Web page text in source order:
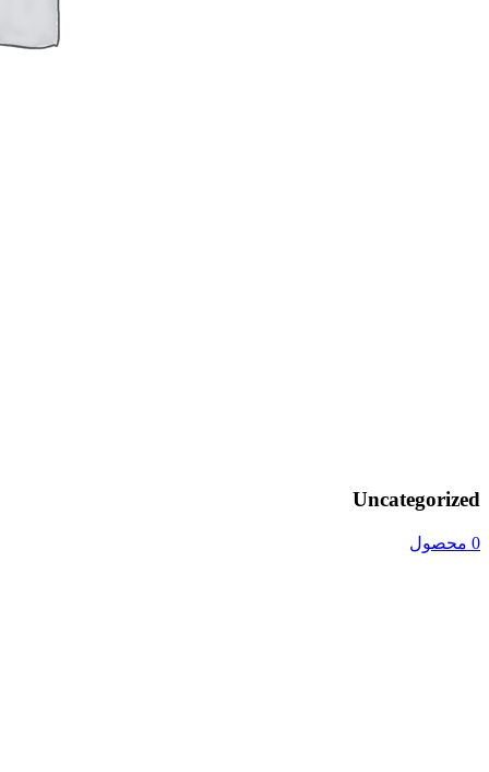
Uncategorized
0 محصول